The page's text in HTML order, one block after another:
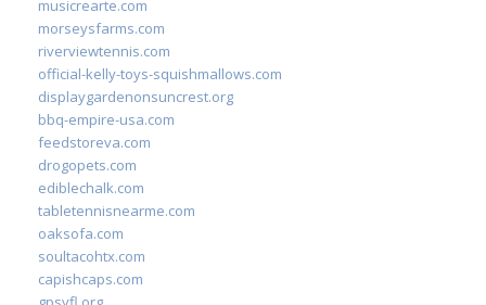
musicrearte.com
morseysfarms.com
riverviewtennis.com
official-kelly-toys-squishmallows.com
displaygardenonsuncrest.org
bbq-empire-usa.com
feedstoreva.com
drogopets.com
ediblechalk.com
tabletennisnearme.com
oaksofa.com
soultacohtx.com
capishcaps.com